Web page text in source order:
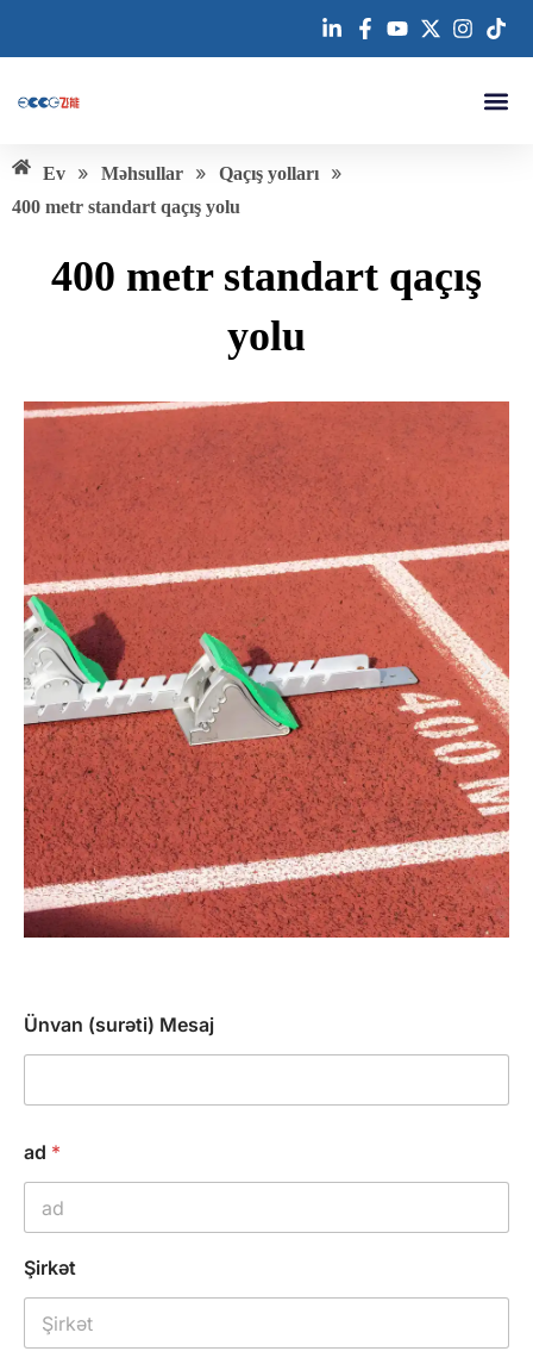
Ev » Məhsullar » Qaçış yolları »
400 metr standart qaçış yolu
400 metr standart qaçış
yolu
Ünvan (surəti) Mesaj
ad *
Şirkət